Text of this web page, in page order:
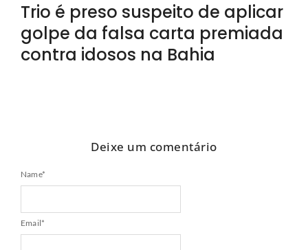
Trio é preso suspeito de aplicar
golpe da falsa carta premiada
contra idosos na Bahia
Deixe um comentário
Name*
Email*